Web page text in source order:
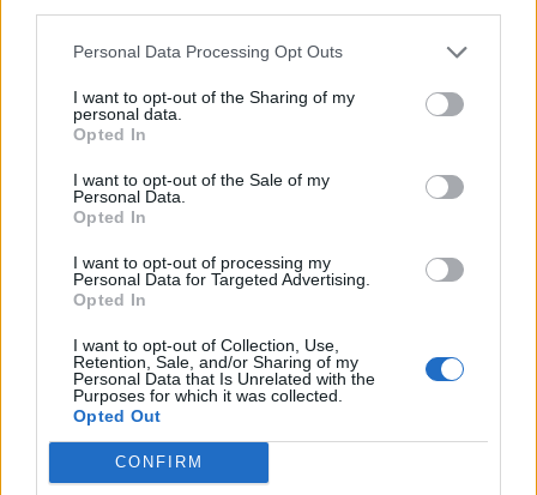
Personal Data Processing Opt Outs
I want to opt-out of the Sharing of my
personal data.
Opted In
I want to opt-out of the Sale of my
Personal Data.
Opted In
I want to opt-out of processing my
Personal Data for Targeted Advertising.
Opted In
I want to opt-out of Collection, Use,
Retention, Sale, and/or Sharing of my
Personal Data that Is Unrelated with the
Purposes for which it was collected.
Opted Out
CONFIRM
all’ingresso nel mondo del lavoro. A
questo si riferisce il passaggio del discorso
che recita così: “Lasciare che i nostri figli
entrino nel mondo senza quelle capacità è
deludere i nostri figli”. E ancora: “Uno dei
più grandi cambiamenti nella mentalità di
cui abbiamo bisogno oggi nell’istruzione è
reinventare il nostro approccio alla
attendere di ascoltare cosa Sunak dirà nel
suo primo discorso pubblico del 2023,
durante il quale delineerà i piani per lo
studio della matematica da offrire